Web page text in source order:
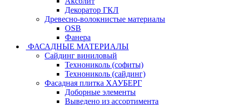
Декоратор ГКЛ
Древесно-волокнистые материалы
OSB
Фанера
ФАСАДНЫЕ МАТЕРИАЛЫ
Сайдинг виниловый
Технониколь (софиты)
Технониколь (сайдинг)
Фасадная плитка ХАУБЕРГ
Доборные элементы
Выведено из ассортимента